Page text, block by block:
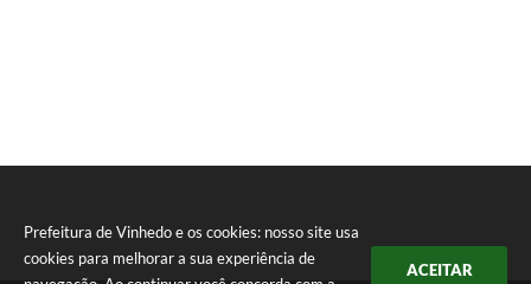
Prefeitura de Vinhedo e os cookies: nosso site usa
cookies para melhorar a sua experiência de
ACEITAR